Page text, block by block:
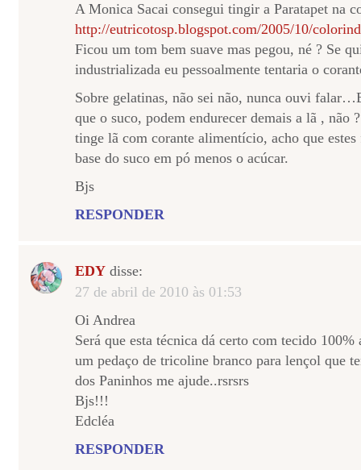
A Monica Sacai consegui tingir a Paratapet na
http://eutricotosp.blogspot.com/2005/10/
Ficou um tom bem suave mas pegou, né ? Se
industrializada eu pessoalmente tentaria o
Sobre gelatinas, não sei não, nunca ouvi
que o suco, podem endurecer demais a lã , não
tinge lã com corante alimentício, acho que
base do suco em pó menos o acúcar.
Bjs
RESPONDER
EDY disse:
27 de abril de 2010 às 01:53
Oi Andrea
Será que esta técnica dá certo com tecido
um pedaço de tricoline branco para lençol que
dos Paninhos me ajude..rsrsrs
Bjs!!!
Edcléa
RESPONDER